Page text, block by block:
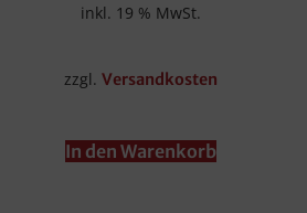
inkl. 19 % MwSt.
zzgl.Versandkosten
In den Warenkorb